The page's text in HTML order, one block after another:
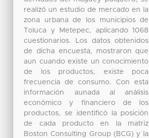
realizó un estudio de mercado en la
zona urbana de los municipios de
Toluca y Metepec, aplicando 1068
cuestionarios. Los datos obtenidos
de dicha encuesta, mostraron que
aun cuando existe un conocimiento
de los productos, existe poca
frecuencia de consumo. Con esta
información aunada al análisis
económico y financiero de los
productos, se identificó la posición
de cada producto en la matriz
Boston Consulting Group (BCG) y la